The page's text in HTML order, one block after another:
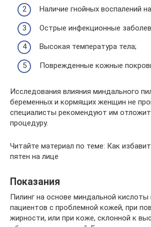
Наличие гнойных воспалений
Острые инфекционные
Высокая температура тела;
Поврежденные кожные
Исследования влияния миндального
беременных и кормящих женщин не
специалисты рекомендуют им
процедуру.
Читайте материал по теме: Как
пятен на лице
Показания
Пилинг на основе миндальной кислоты
пациентов с проблемной кожей, при
жирности, или при коже, склонной к